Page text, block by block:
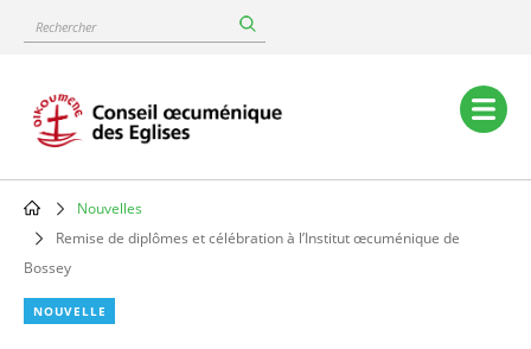
content
Rechercher
Main
navigation
Breadcrumb
Nouvelles
Remise de diplômes et célébration à l’Institut œcuménique de
Bossey
NOUVELLE